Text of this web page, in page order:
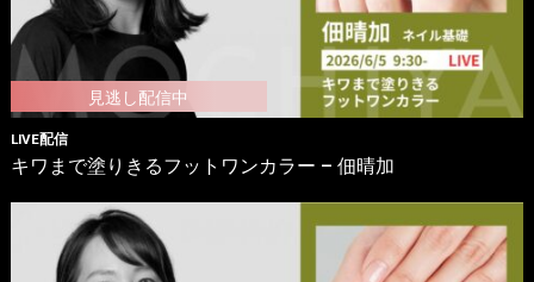
LIVE配信
キワまで塗りきるフットワンカラー – 佃晴加